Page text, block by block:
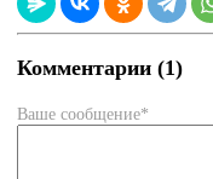
Комментарии (1)
Ваше сообщение*